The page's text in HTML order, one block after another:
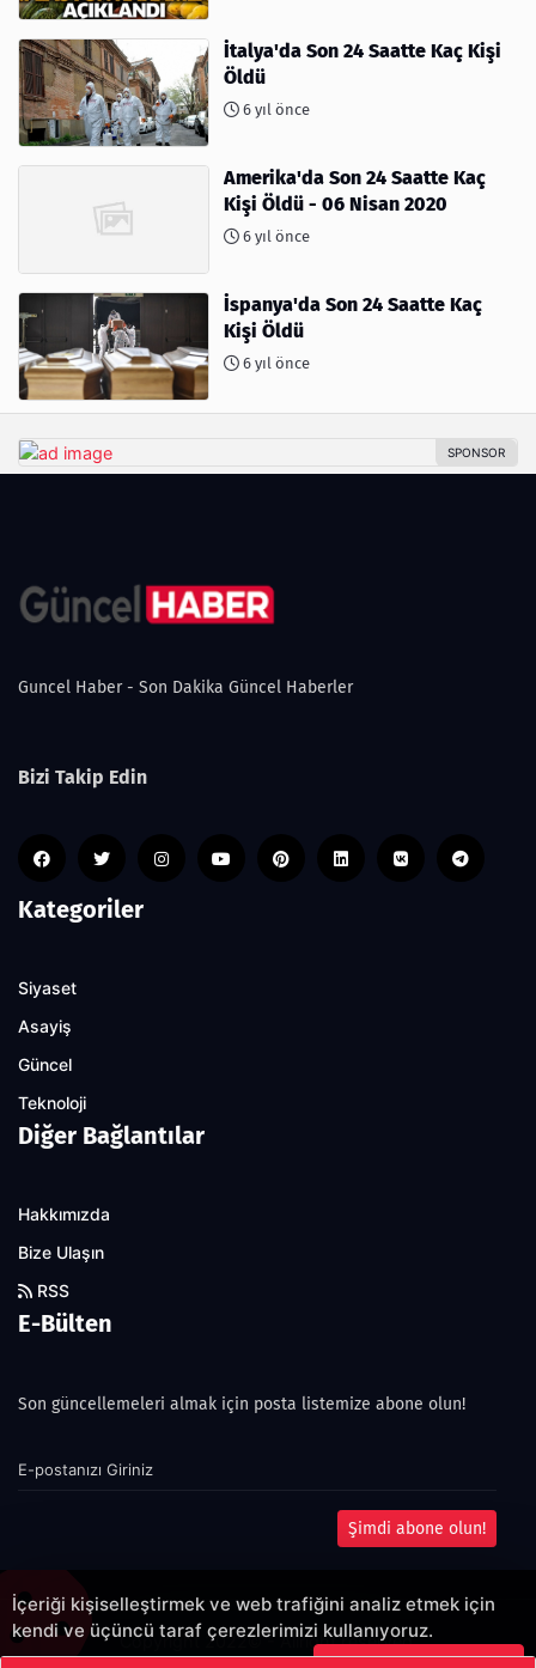
İtalya'da Son 24 Saatte Kaç Kişi
Öldü
6 yıl önce
Amerika'da Son 24 Saatte Kaç
Kişi Öldü - 06 Nisan 2020
6 yıl önce
İspanya'da Son 24 Saatte Kaç
Kişi Öldü
6 yıl önce
Guncel Haber - Son Dakika Güncel Haberler
Bizi Takip Edin
Kategoriler
Siyaset
Asayiş
Güncel
Teknoloji
Diğer Bağlantılar
Hakkımızda
Bize Ulaşın
RSS
E-Bülten
Son güncellemeleri almak için posta listemize abone olun!
Şimdi abone olun!
Copyright 2022© - Allright reserved.
İçeriği kişiselleştirmek ve web trafiğini analiz etmek için
kendi ve üçüncü taraf çerezlerimizi kullanıyoruz.